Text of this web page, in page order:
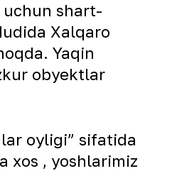
shart-
Xalqaro
Yaqin
obyektlar
oyligi” sifatida
xos , yoshlarimiz